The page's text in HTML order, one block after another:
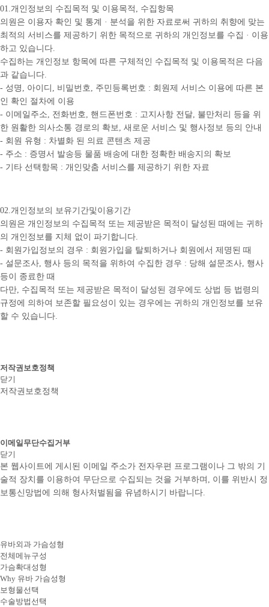
01.개인정보의 수집목적 및 이용목적, 수집항목
의원은 이용자 확인 및 통계 · 분석을 위한 자료로써 귀하의 취향에 맞는
최적의 서비스를 제공하기 위한 목적으로 귀하의 개인정보를 수집 · 이용
하고 있습니다.
수집하는 개인정보 항목에 따른 구체적인 수집목적 및 이용목적은 다음
과 같습니다.
- 성명, 아이디, 비밀번호, 주민등록번호 : 회원제 서비스 이용에 따른 본
인 확인 절차에 이용
- 이메일주소, 전화번호, 핸드폰번호 : 고지사항 전달, 불만처리 등을 위
한 원활한 의사소통 경로의 확보, 새로운 서비스 및 행사정보 등의 안내
- 회원 유형 : 차별화 된 의료 콘텐츠 제공
- 주소 : 증명서 발송등 물품 배송에 대한 정확한 배송지의 확보
- 기타 선택항목 : 개인맞춤 서비스를 제공하기 위한 자료
02.개인정보의 보유기간및이용기간
의원은 개인정보의 수집목적 또는 제공받은 목적이 달성된 때에는 귀하
의 개인정보를 지체 없이 파기합니다.
- 회원가입정보의 경우 : 회원가입을 탈퇴하거나 회원에서 제명된 때
- 설문조사, 행사 등의 목적을 위하여 수집한 경우 : 당해 설문조사, 행사
등이 종료한 때
다만, 수집목적 또는 제공받은 목적이 달성된 경우에도 상법 등 법령의
규정에 의하여 보존할 필요성이 있는 경우에는 귀하의 개인정보를 보유
할 수 있습니다.
저작권보호정책
닫기
저작권보호정책
이메일무단수집거부
닫기
본 웹사이트에 게시된 이메일 주소가 전자우편 프로그램이나 그 밖의 기
술적 장치를 이용하여 무단으로 수집되는 것을 거부하며, 이를 위반시 정
보통신망법에 의해 형사처벌됨을 유념하시기 바랍니다.
유바외과 가슴성형
전체메뉴구성
가슴확대성형
Why 유바 가슴성형
보형물선택
수술방법선택